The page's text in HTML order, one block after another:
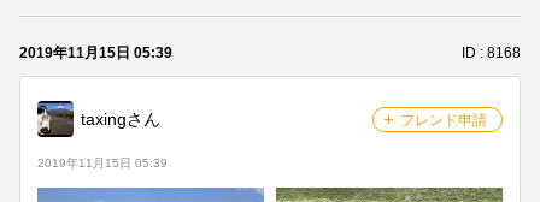
2019年11月15日 05:39 ID : 8168
taxingさん フレンド申請
2019年11月15日 05:39